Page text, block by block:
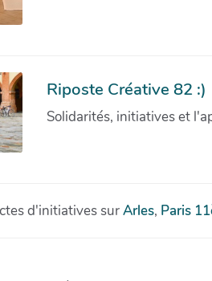
Riposte Créative 82 :)
Solidarités, initiatives et
d'initiatives surArles, Paris